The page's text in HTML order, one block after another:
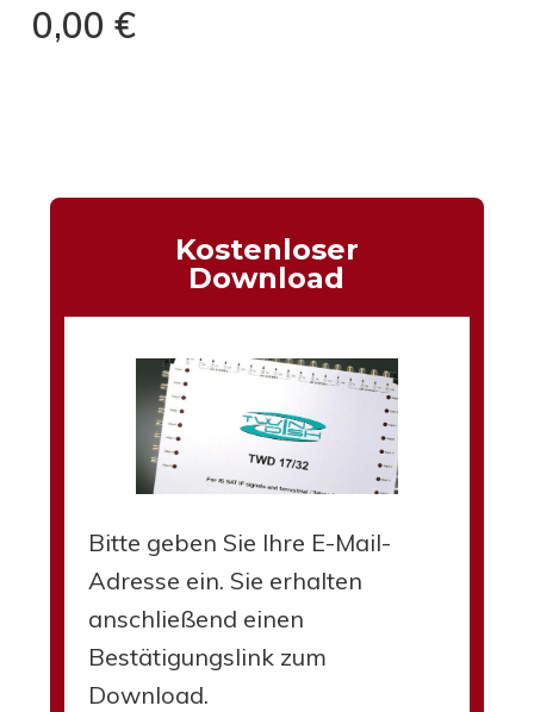
0,00 €
Kostenloser
Download
Bitte geben Sie Ihre E-Mail-
Adresse ein. Sie erhalten
anschließend einen
Bestätigungslink zum
Download.